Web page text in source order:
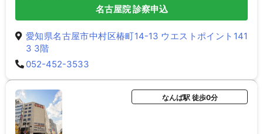
名古屋院 診察申込
愛知県名古屋市中村区椿町14-13 ウエストポイント141
3 3階
052-452-3533
なんば駅 徒歩0分